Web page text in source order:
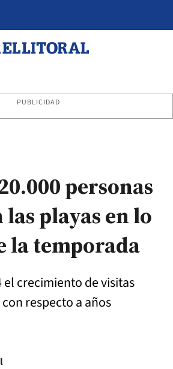
PUBLICIDAD
personas
playas en lo
la temporada
el crecimiento de visitas
respecto a años